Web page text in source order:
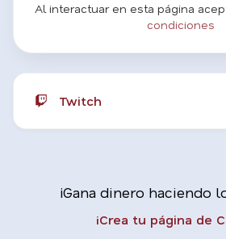
Al interactuar en esta página
condiciones
Twitch
¡Gana dinero haciendo
¡Crea tu página de